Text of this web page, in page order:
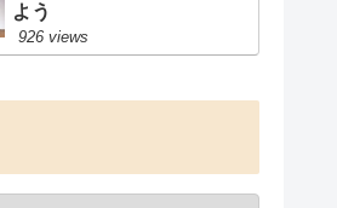
よう
926 views